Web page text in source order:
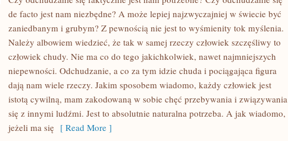
NALEŻAŁOBY
JEST
STOSOWAĆ
PRĘDKIE
DIETY
OKREŚLANE
MIANEM
DIET
CUD?
de facto jest nam niezbędne? A może lepiej najzwyczajniej w świecie być
zaniedbanym i grubym? Z pewnością nie jest to wyśmienity tok myślenia.
Należy albowiem wiedzieć, że tak w samej rzeczy człowiek szczęśliwy to
człowiek chudy. Nie ma co do tego jakichkolwiek, nawet najmniejszych
niepewności. Odchudzanie, a co za tym idzie chuda i pociągająca figura
dają nam wiele rzeczy. Jakim sposobem wiadomo, każdy człowiek jest
istotą cywilną, mam zakodowaną w sobie chęć przebywania i związywania
się z innymi ludźmi. Jest to absolutnie naturalna potrzeba. A jak wiadomo,
jeżeli ma się [ Read More ]